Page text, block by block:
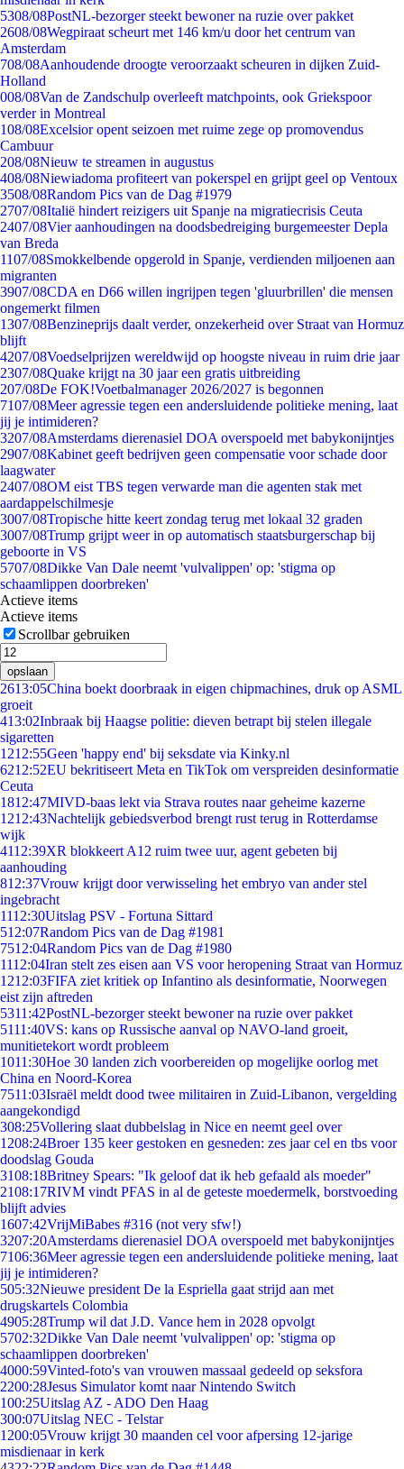
5308/08PostNL-bezorger steekt bewoner na ruzie over pakket
2608/08Wegpiraat scheurt met 146 km/u door het centrum van
Amsterdam
708/08Aanhoudende droogte veroorzaakt scheuren in dijken Zuid-
Holland
008/08Van de Zandschulp overleeft matchpoints, ook Griekspoor
verder in Montreal
108/08Excelsior opent seizoen met ruime zege op promovendus
Cambuur
208/08Nieuw te streamen in augustus
408/08Niewiadoma profiteert van pokerspel en grijpt geel op Ventoux
3508/08Random Pics van de Dag #1979
2707/08Italië hindert reizigers uit Spanje na migratiecrisis Ceuta
2407/08Vier aanhoudingen na doodsbedreiging burgemeester Depla
van Breda
1107/08Smokkelbende opgerold in Spanje, verdienden miljoenen aan
migranten
3907/08CDA en D66 willen ingrijpen tegen 'gluurbrillen' die mensen
ongemerkt filmen
1307/08Benzineprijs daalt verder, onzekerheid over Straat van Hormuz
blijft
4207/08Voedselprijzen wereldwijd op hoogste niveau in ruim drie jaar
2307/08Quake krijgt na 30 jaar een gratis uitbreiding
207/08De FOK!Voetbalmanager 2026/2027 is begonnen
7107/08Meer agressie tegen een andersluidende politieke mening, laat
jij je intimideren?
3207/08Amsterdams dierenasiel DOA overspoeld met babykonijntjes
2907/08Kabinet geeft bedrijven geen compensatie voor schade door
laagwater
2407/08OM eist TBS tegen verwarde man die agenten stak met
aardappelschilmesje
3007/08Tropische hitte keert zondag terug met lokaal 32 graden
3007/08Trump grijpt weer in op automatisch staatsburgerschap bij
geboorte in VS
5707/08Dikke Van Dale neemt 'vulvalippen' op: 'stigma op
schaamlippen doorbreken'
Actieve items
Actieve items
Scrollbar gebruiken
opslaan
2613:05China boekt doorbraak in eigen chipmachines, druk op ASML
groeit
413:02Inbraak bij Haagse politie: dieven betrapt bij stelen illegale
sigaretten
1212:55Geen 'happy end' bij seksdate via Kinky.nl
6212:52EU bekritiseert Meta en TikTok om verspreiden desinformatie
Ceuta
1812:47MIVD-baas lekt via Strava routes naar geheime kazerne
1212:43Nachtelijk gebiedsverbod brengt rust terug in Rotterdamse
wijk
4112:39XR blokkeert A12 ruim twee uur, agent gebeten bij
aanhouding
812:37Vrouw krijgt door verwisseling het embryo van ander stel
ingebracht
1112:30Uitslag PSV - Fortuna Sittard
512:07Random Pics van de Dag #1981
7512:04Random Pics van de Dag #1980
1112:04Iran stelt zes eisen aan VS voor heropening Straat van Hormuz
1212:03FIFA ziet kritiek op Infantino als desinformatie, Noorwegen
eist zijn aftreden
5311:42PostNL-bezorger steekt bewoner na ruzie over pakket
5111:40VS: kans op Russische aanval op NAVO-land groeit,
munitietekort wordt probleem
1011:30Hoe 30 landen zich voorbereiden op mogelijke oorlog met
China en Noord-Korea
7511:03Israël meldt dood twee militairen in Zuid-Libanon, vergelding
aangekondigd
308:25Vollering slaat dubbelslag in Nice en neemt geel over
1208:24Broer 135 keer gestoken en gesneden: zes jaar cel en tbs voor
doodslag Gouda
3108:18Britney Spears: "Ik geloof dat ik heb gefaald als moeder"
2108:17RIVM vindt PFAS in al de geteste moedermelk, borstvoeding
blijft advies
1607:42VrijMiBabes #316 (not very sfw!)
3207:20Amsterdams dierenasiel DOA overspoeld met babykonijntjes
7106:36Meer agressie tegen een andersluidende politieke mening, laat
jij je intimideren?
505:32Nieuwe president De la Espriella gaat strijd aan met
drugskartels Colombia
4905:28Trump wil dat J.D. Vance hem in 2028 opvolgt
5702:32Dikke Van Dale neemt 'vulvalippen' op: 'stigma op
schaamlippen doorbreken'
4000:59Vinted-foto's van vrouwen massaal gedeeld op seksfora
2200:28Jesus Simulator komt naar Nintendo Switch
100:25Uitslag AZ - ADO Den Haag
300:07Uitslag NEC - Telstar
1200:05Vrouw krijgt 30 maanden cel voor afpersing 12-jarige
misdienaar in kerk